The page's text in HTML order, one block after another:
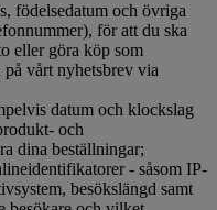
födelsedatum och övriga
för att du ska
eller göra köp som
på vårt nyhetsbrev via
datum och klockslag
och
dina beställningar;
- såsom IP-
besökslängd samt